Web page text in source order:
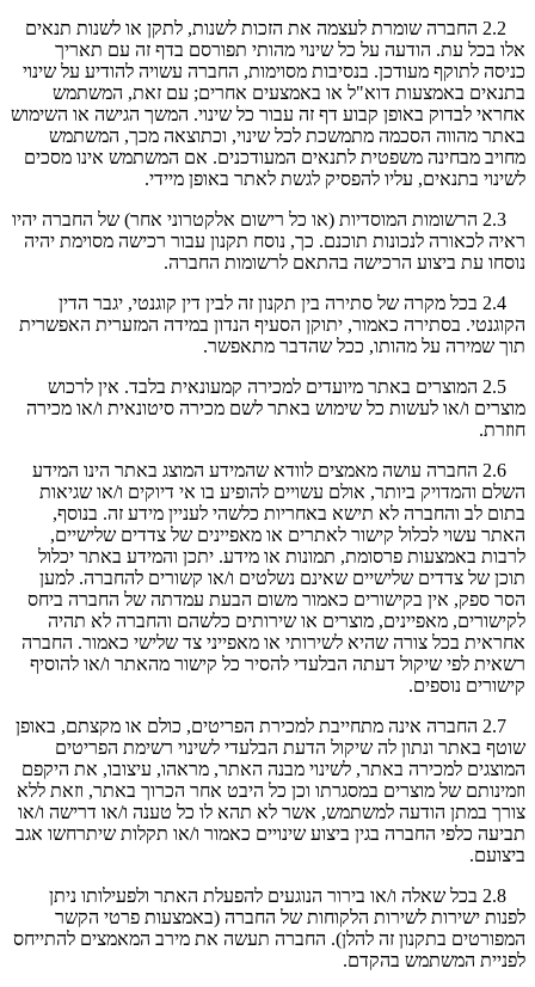
2.2 החברה שומרת לעצמה את הזכות לשנות, לתקן או לשנות תנאים
אלו בכל עת. הודעה על כל שינוי מהותי תפורסם בדף זה עם תאריך
כניסה לתוקף מעודכן. בנסיבות מסוימות, החברה עשויה להודיע על שינוי
בתנאים באמצעות דוא"ל או באמצעים אחרים; עם זאת, המשתמש
אחראי לבדוק באופן קבוע דף זה עבור כל שינוי. המשך הגישה או השימוש
באתר מהווה הסכמה מתמשכת לכל שינוי, וכתוצאה מכך, המשתמש
מחויב מבחינה משפטית לתנאים המעודכנים. אם המשתמש אינו מסכים
לשינוי בתנאים, עליו להפסיק לגשת לאתר באופן מיידי.
2.3 הרשומות המוסדיות (או כל רישום אלקטרוני אחר) של החברה יהיו
ראיה לכאורה לנכונות תוכנם. כך, נוסח תקנון עבור רכישה מסוימת יהיה
נוסחו עת ביצוע הרכישה בהתאם לרשומות החברה.
2.4 בכל מקרה של סתירה בין תקנון זה לבין דין קוגנטי, יגבר הדין
הקוגנטי. בסתירה כאמור, יתוקן הסעיף הנדון במידה המזערית האפשרית
תוך שמירה על מהותו, ככל שהדבר מתאפשר.
2.5 המוצרים באתר מיועדים למכירה קמעונאית בלבד. אין לרכוש
מוצרים ו/או לעשות כל שימוש באתר לשם מכירה סיטונאית ו/או מכירה
חוזרת.
2.6 החברה עושה מאמצים לוודא שהמידע המוצג באתר הינו המידע
השלם והמדויק ביותר, אולם עשויים להופיע בו אי דיוקים ו/או שגיאות
בתום לב והחברה לא תישא באחריות כלשהי לעניין מידע זה. בנוסף,
האתר עשוי לכלול קישור לאתרים או מאפיינים של צדדים שלישיים,
לרבות באמצעות פרסומת, תמונות או מידע. יתכן והמידע באתר יכלול
תוכן של צדדים שלישיים שאינם נשלטים ו/או קשורים להחברה. למען
הסר ספק, אין בקישורים כאמור משום הבעת עמדתה של החברה ביחס
לקישורים, מאפיינים, מוצרים או שירותים כלשהם והחברה לא תהיה
אחראית בכל צורה שהיא לשירותי או מאפייני צד שלישי כאמור. החברה
רשאית לפי שיקול דעתה הבלעדי להסיר כל קישור מהאתר ו/או להוסיף
קישורים נוספים.
2.7 החברה אינה מתחייבת למכירת הפריטים, כולם או מקצתם, באופן
שוטף באתר ונתון לה שיקול הדעת הבלעדי לשינוי רשימת הפריטים
המוצגים למכירה באתר, לשינוי מבנה האתר, מראהו, עיצובו, את היקפם
וזמינותם של מוצרים במסגרתו וכן כל היבט אחר הכרוך באתר, וזאת ללא
צורך במתן הודעה למשתמש, אשר לא תהא לו כל טענה ו/או דרישה ו/או
תביעה כלפי החברה בגין ביצוע שינויים כאמור ו/או תקלות שיתרחשו אגב
ביצועם.
2.8 בכל שאלה ו/או בירור הנוגעים להפעלת האתר ולפעילותו ניתן
לפנות ישירות לשירות הלקוחות של החברה (באמצעות פרטי הקשר
המפורטים בתקנון זה להלן). החברה תעשה את מירב המאמצים להתייחס
לפניית המשתמש בהקדם.